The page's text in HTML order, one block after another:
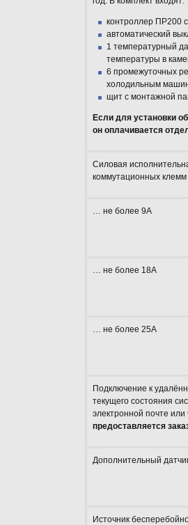
контроллер ПР200
автоматический
1 температурный
температуры в
6 промежуточных
холодильным
щит с монтажной
Если для установки
он оплачивается
Силовая
коммутационных
… не более 9А
… не более 18А
… не более 25А
Подключение к
текущего состояния
электронной почте
предоставляется
Дополнительный
Источник